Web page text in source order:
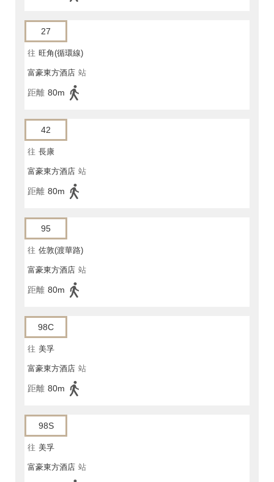
27
往 旺角(循環線)
富豪東方酒店 站
距離 80m
42
往 長康
富豪東方酒店 站
距離 80m
95
往 佐敦(渡華路)
富豪東方酒店 站
距離 80m
98C
往 美孚
富豪東方酒店 站
距離 80m
98S
往 美孚
富豪東方酒店 站